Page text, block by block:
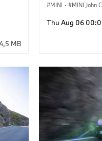
MB
MINI · MINI John
Thu Aug 06